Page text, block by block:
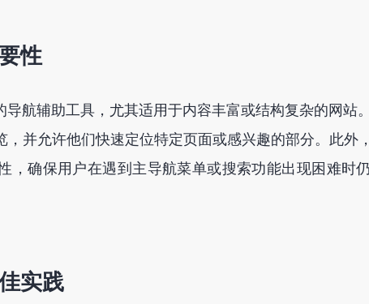
性
航辅助工具，尤其适用于内容丰富或结构复杂的网站
，并允许他们快速定位特定页面或感兴趣的部分。此外
，确保用户在遇到主导航菜单或搜索功能出现困难时
实践